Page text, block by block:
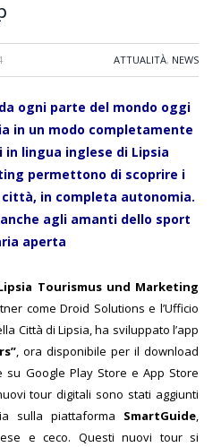
ATTUALITÀ, NEWS
ogni parte del mondo oggi
in un modo completamente
lingua inglese di Lipsia
permettono di scoprire i
in completa autonomia.
agli amanti dello sport
aperta
Tourismus und Marketing
come Droid Solutions e l’Ufficio
Città di Lipsia, ha sviluppato l’app
, ora disponibile per il download
Google Play Store e App Store
tour digitali sono stati aggiunti
sulla piattaforma SmartGuide,
e ceco. Questi nuovi tour si